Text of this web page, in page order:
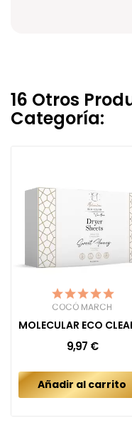
16 Otros
Categoría:
COCÓ MARCH
9,97 €
Añadir al carrito